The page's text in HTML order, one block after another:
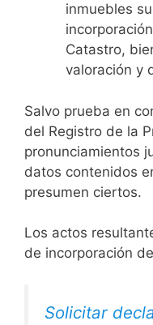
inmuebles
Catastro,
valoración y
Salvo prueba en
del Registro de la
pronunciamientos
datos contenidos
presumen ciertos.
Los actos
de incorporación
Solicitar